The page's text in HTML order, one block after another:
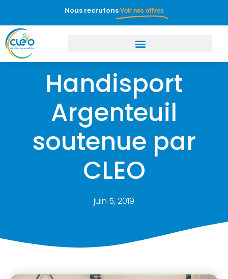
Nous recrutons Voir nos offres
Handisport
Argenteuil
soutenue par
CLEO
juin 5, 2019